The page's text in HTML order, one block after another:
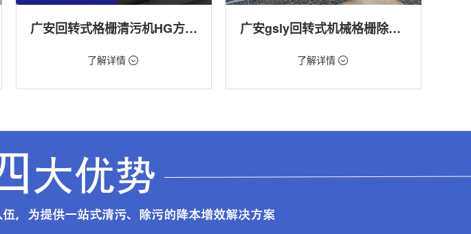
广安回转式格栅清污机HG方型-连续式自动清污优选设备
价格：9888元/台
机
了解详情
广安gsly回转式机械格栅除污机
价格：1.66万/台
机
了解详情